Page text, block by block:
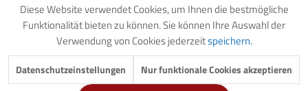
Vorwort: Thematische Einführung (mit Hilfe für die
Erzieher/innen/Buchtipps)
Bildungsplan: Frühkindliche mathematische
Kompetenzentwicklung
Ausmalbild: Welche ist deine Nachbarzahl?
Marketing Inaktiv
Tracking Inaktiv
Diese Website verwendet Cookies, um Ihnen die bestmögliche
Funktionalität bieten zu können. Sie können Ihre Auswahl der
Verwendung von Cookies jederzeitspeichern.
Datenschutzeinstellungen Nur funktionale Cookies akzeptieren